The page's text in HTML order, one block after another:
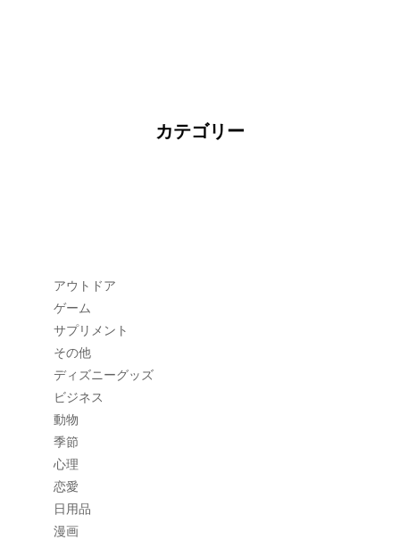
カテゴリー
アウトドア
ゲーム
サプリメント
その他
ディズニーグッズ
ビジネス
動物
季節
心理
恋愛
日用品
漫画